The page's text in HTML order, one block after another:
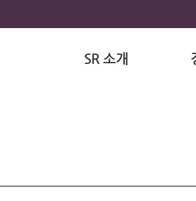
SR 소개